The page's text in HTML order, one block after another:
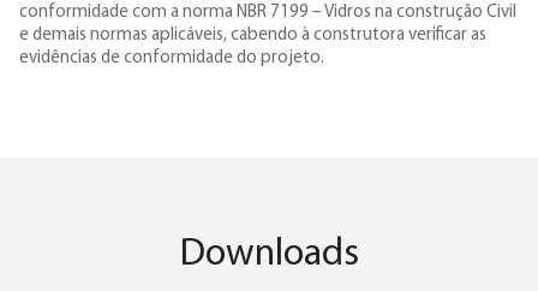
conformidade com a norma NBR 7199 – Vidros na construção Civil
e demais normas aplicáveis, cabendo à construtora verificar as
evidências de conformidade do projeto.
Downloads